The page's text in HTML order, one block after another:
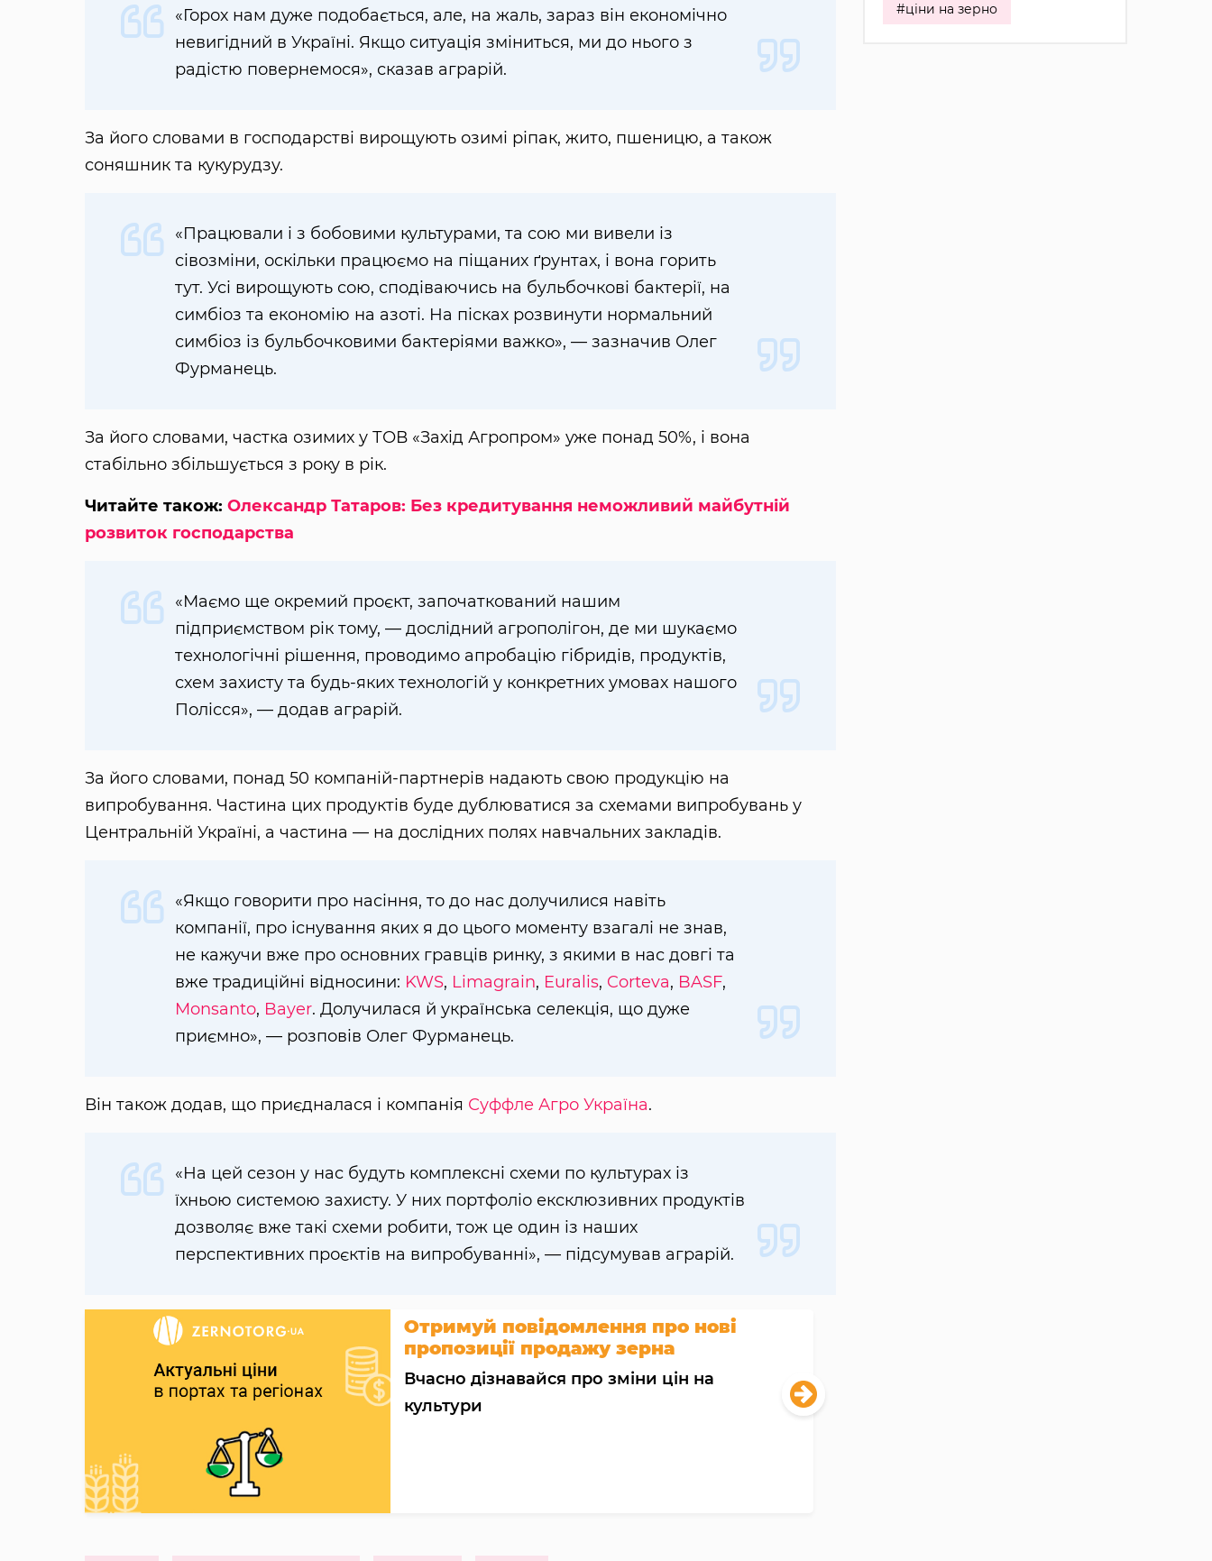
«Горох нам дуже подобається, але, на жаль, зараз він економічно
невигідний в Україні. Якщо ситуація зміниться, ми до нього з
радістю повернемося», сказав аграрій.
За його словами в господарстві вирощують озимі ріпак, жито, пшеницю, а також
соняшник та кукурудзу.
«Працювали і з бобовими культурами, та сою ми вивели із
сівозміни, оскільки працюємо на піщаних ґрунтах, і вона горить
тут. Усі вирощують сою, сподіваючись на бульбочкові бактерії, на
симбіоз та економію на азоті. На пісках розвинути нормальний
симбіоз із бульбочковими бактеріями важко», — зазначив Олег
Фурманець.
За його словами, частка озимих у ТОВ «Захід Агропром» уже понад 50%, і вона
стабільно збільшується з року в рік.
Читайте також: Олександр Татаров: Без кредитування неможливий майбутній
розвиток господарства
«Маємо ще окремий проєкт, започаткований нашим
підприємством рік тому, — дослідний агрополігон, де ми шукаємо
технологічні рішення, проводимо апробацію гібридів, продуктів,
схем захисту та будь-яких технологій у конкретних умовах нашого
Полісся», — додав аграрій.
За його словами, понад 50 компаній-партнерів надають свою продукцію на
випробування. Частина цих продуктів буде дублюватися за схемами випробувань у
Центральній Україні, а частина — на дослідних полях навчальних закладів.
«Якщо говорити про насіння, то до нас долучилися навіть
компанії, про існування яких я до цього моменту взагалі не знав,
не кажучи вже про основних гравців ринку, з якими в нас довгі та
вже традиційні відносини: KWS, Limagrain, Euralis, Corteva, BASF,
Monsanto, Bayer. Долучилася й українська селекція, що дуже
приємно», — розповів Олег Фурманець.
Він також додав, що приєдналася і компанія Суффле Агро Україна.
«На цей сезон у нас будуть комплексні схеми по культурах із
їхньою системою захисту. У них портфоліо ексклюзивних продуктів
дозволяє вже такі схеми робити, тож це один із наших
перспективних проєктів на випробуванні», — підсумував аграрій.
Отримуй повідомлення про нові
пропозиції продажу зерна
Вчасно дізнавайся про зміни цін на
культури
#ціни на зерно